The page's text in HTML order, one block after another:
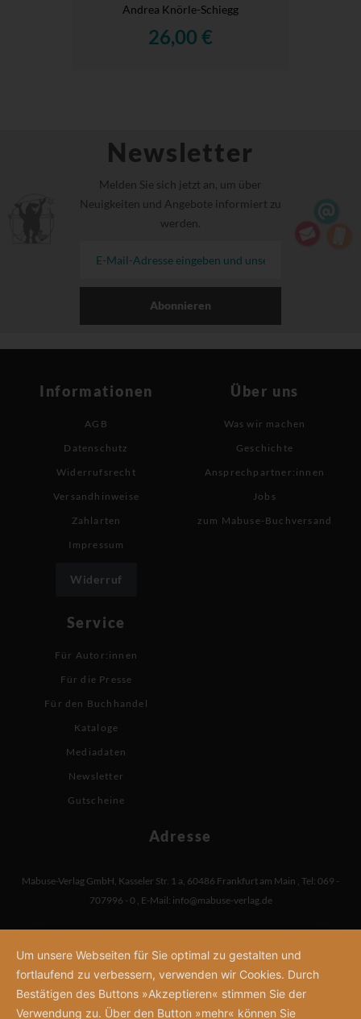
Andrea Knörle-Schiegg
26,00 €
Newsletter
Melden Sie sich jetzt an, um über
Neuigkeiten und Angebote informiert zu
werden.
Abonnieren
Informationen
AGB
Datenschutz
Widerrufsrecht
Versandhinweise
Zahlarten
Impressum
Widerruf
Über uns
Was wir machen
Geschichte
Ansprechpartner:innen
Jobs
zum Mabuse-Buchversand
Service
Für Autor:innen
Für die Presse
Für den Buchhandel
Kataloge
Mediadaten
Newsletter
Gutscheine
Adresse
Mabuse-Verlag GmbH, Kasseler Str. 1 a, 60486 Frankfurt am Main , Tel: 069 -
707996 - 0 , E-Mail: info@mabuse-verlag.de
Um unsere Webseiten für Sie optimal zu gestalten und
fortlaufend zu verbessern, verwenden wir Cookies. Durch
Bestätigen des Buttons »Akzeptieren« stimmen Sie der
Verwendung zu. Über den Button »mehr« können Sie